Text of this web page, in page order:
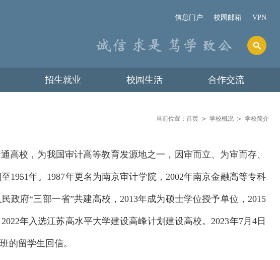
信息门户 校园邮箱 VPN
招生就业 校园生活 合作交流
当前位置： 首页 学校概况 学校简介
高校，为我国审计高等教育发源地之一，因审而立、为审而存、
1951年。1987年更名为南京审计学院，2002年南京金融高等专科
政府“三部一省”共建高校，2013年成为硕士学位授予单位，2015
年入选江苏高水平大学建设高峰计划建设高校。2023年7月4日
的留学生回信。